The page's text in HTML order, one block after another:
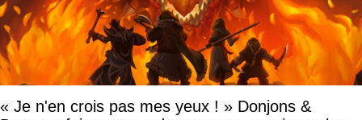
« Je n'en crois pas mes yeux ! » Donjons &